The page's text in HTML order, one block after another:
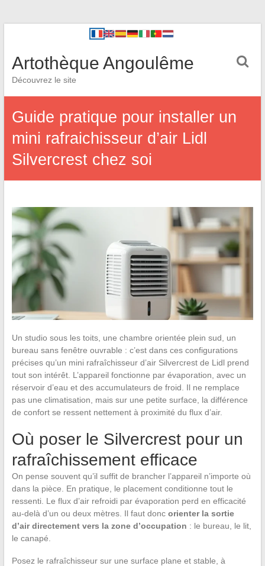
Artothèque Angoulême
Découvrez le site
Guide pratique pour installer un
mini rafraichisseur d’air Lidl
Silvercrest chez soi
Un studio sous les toits, une chambre orientée plein sud, un
bureau sans fenêtre ouvrable : c’est dans ces configurations
précises qu’un mini rafraîchisseur d’air Silvercrest de Lidl prend
tout son intérêt. L’appareil fonctionne par évaporation, avec un
réservoir d’eau et des accumulateurs de froid. Il ne remplace
pas une climatisation, mais sur une petite surface, la différence
de confort se ressent nettement à proximité du flux d’air.
Où poser le Silvercrest pour un
rafraîchissement efficace
On pense souvent qu’il suffit de brancher l’appareil n’importe où
dans la pièce. En pratique, le placement conditionne tout le
ressenti. Le flux d’air refroidi par évaporation perd en efficacité
au-delà d’un ou deux mètres. Il faut donc orienter la sortie
d’air directement vers la zone d’occupation : le bureau, le lit,
le canapé.
Posez le rafraîchisseur sur une surface plane et stable, à